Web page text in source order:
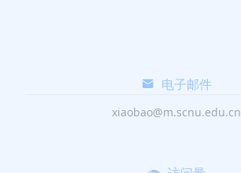
电子邮件
xiaobao@m.scnu.edu.cn